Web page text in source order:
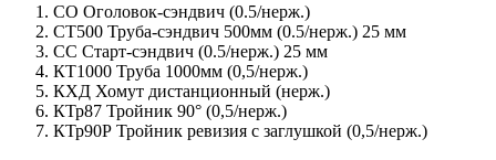
СО Оголовок-сэндвич (0.5/нерж.)
СТ500 Труба-сэндвич 500мм (0.5/нерж.) 25 мм
СС Старт-сэндвич (0.5/нерж.) 25 мм
КТ1000 Труба 1000мм (0,5/нерж.)
КХД Хомут дистанционный (нерж.)
КТр87 Тройник 90° (0,5/нерж.)
КТр90Р Тройник ревизия с заглушкой (0,5/нерж.)